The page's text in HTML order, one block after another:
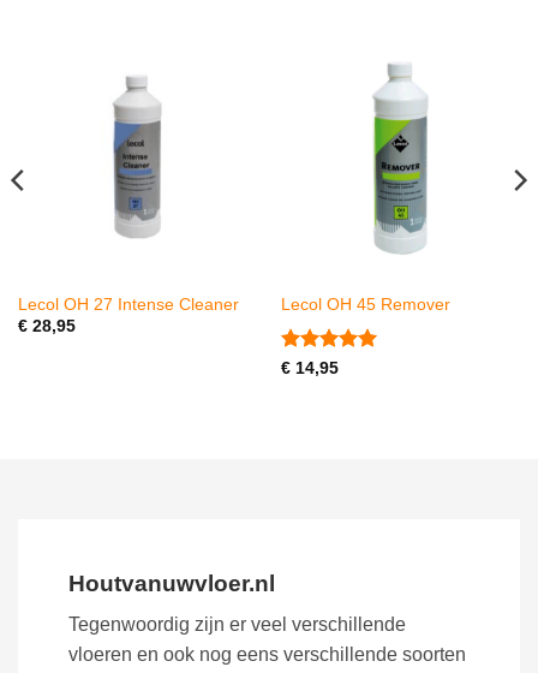
Lecol OH 27 Intense Cleaner
€28,95
Lecol OH 45 Remover
Gewaardeerd
€14,95
Houtvanuwvloer.nl
Tegenwoordig zijn er veel verschillende
vloeren en ook nog eens verschillende soorten